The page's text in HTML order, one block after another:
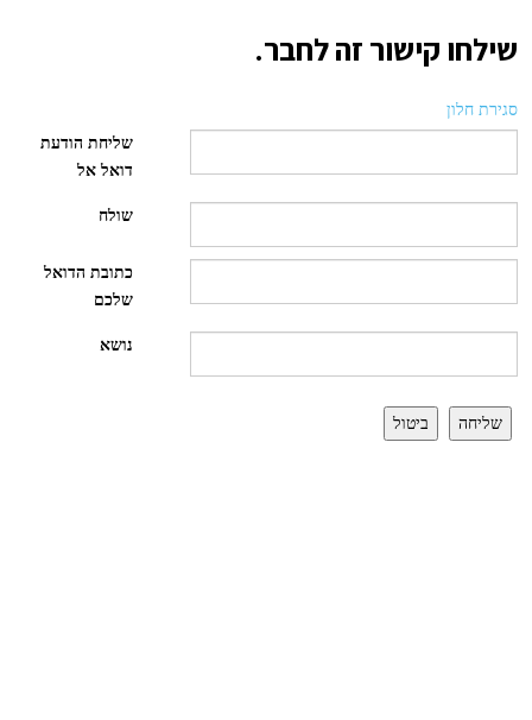
שילחו קישור זה לחבר.
סגירת חלון
שליחת הודעת
דואל אל
שולח
כתובת הדואל
שלכם
נושא
שליחה ביטול